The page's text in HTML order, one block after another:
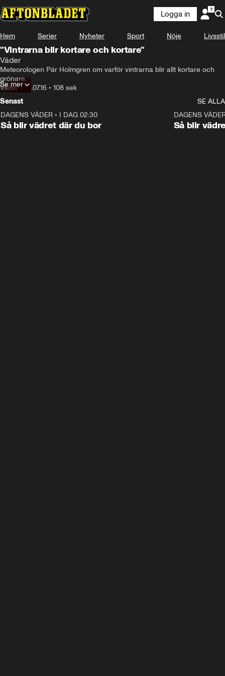
Logga in
Hem Serier Nyheter Sport Nöje Livsstil
"Vintrarna blir kortare och kortare"
Väder
Meteorologen Pär Holmgren om varför vintrarna blir allt kortare och
grönare.
Väder• 14.07.16 • 108 sek
Se mer
Senast
SE ALLA
DAGENS VÄDER • I DAG 02:30
Så blir vädret där du bor
DAGENS
Så blir